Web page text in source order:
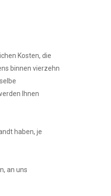
Kosten, die
binnen vierzehn
Ihnen
haben, je
an uns